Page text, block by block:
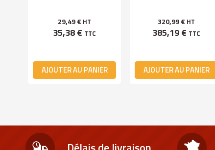
29,49 € HT
35,38 € TTC
AJOUTER AU PANIER
320,99 € HT
385,19 € TTC
AJOUTER AU PANIER